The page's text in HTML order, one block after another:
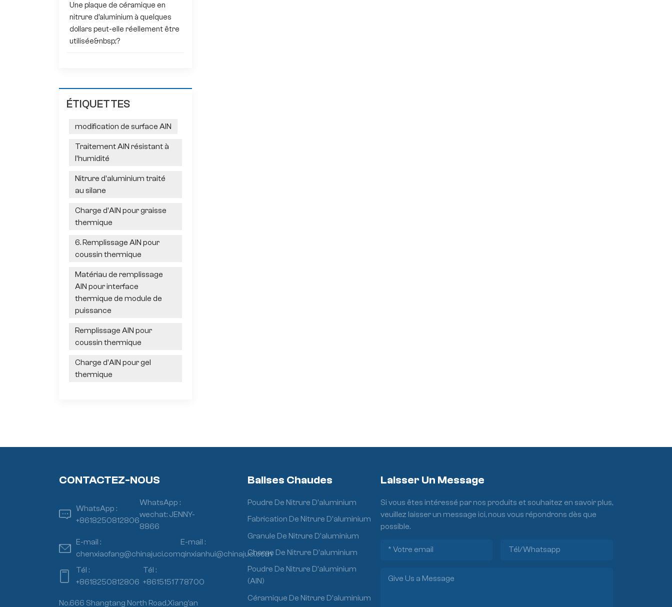
Une plaque de céramique en
nitrure d'aluminium à quelques
dollars peut-elle réellement être
utilisée&nbsp;?
ÉTIQUETTES
modification de surface AlN
Traitement AlN résistant à
l'humidité
Nitrure d'aluminium traité
au silane
Charge d'AlN pour graisse
thermique
6. Remplissage AlN pour
coussin thermique
Matériau de remplissage
AlN pour interface
thermique de module de
puissance
Remplissage AlN pour
coussin thermique
Charge d'AlN pour gel
thermique
CONTACTEZ-NOUS
WhatsApp :
+8618250812806
WhatsApp :
wechat: JENNY-
8866
E-mail :
chenxiaofang@chinajuci.com
E-mail :
qinxianhui@chinajuci.com
Tél :
+8618250812806
Tél :
+8615151778700
No.666 Shangtang North Road,Xiang’an
Balises Chaudes
Poudre De Nitrure D'aluminium
Fabrication De Nitrure D'aluminium
Granule De Nitrure D'aluminium
Charge De Nitrure D'aluminium
Poudre De Nitrure D'aluminium
(AlN)
Céramique De Nitrure D'aluminium
Laisser Un Message
Si vous êtes intéressé par nos produits et souhaitez en savoir plus,
veuillez laisser un message ici, nous vous répondrons dès que
possible.